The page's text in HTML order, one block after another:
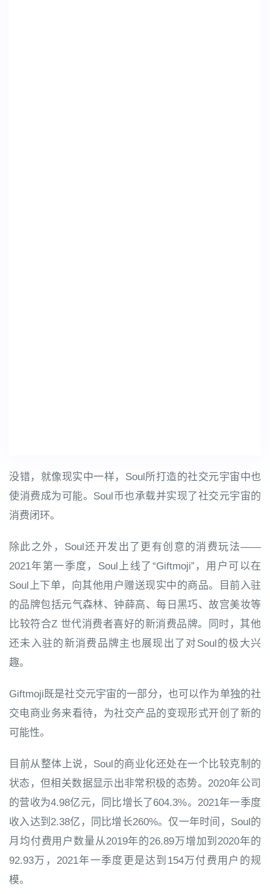
没错，就像现实中一样，Soul所打造的社交元宇宙中也
使消费成为可能。Soul币也承载并实现了社交元宇宙的
消费闭环。
除此之外，Soul还开发出了更有创意的消费玩法——
2021年第一季度，Soul上线了“Giftmoji”，用户可以在
Soul上下单，向其他用户赠送现实中的商品。目前入驻
的品牌包括元气森林、钟薛高、每日黑巧、故宫美妆等
比较符合Z 世代消费者喜好的新消费品牌。同时，其他
还未入驻的新消费品牌主也展现出了对Soul的极大兴
趣。
Giftmoji既是社交元宇宙的一部分，也可以作为单独的社
交电商业务来看待，为社交产品的变现形式开创了新的
可能性。
目前从整体上说，Soul的商业化还处在一个比较克制的
状态，但相关数据显示出非常积极的态势。2020年公司
的营收为4.98亿元，同比增长了604.3%。2021年一季度
收入达到2.38亿，同比增长260%。仅一年时间，Soul的
月均付费用户数量从2019年的26.89万增加到2020年的
92.93万，2021年一季度更是达到154万付费用户的规
模。